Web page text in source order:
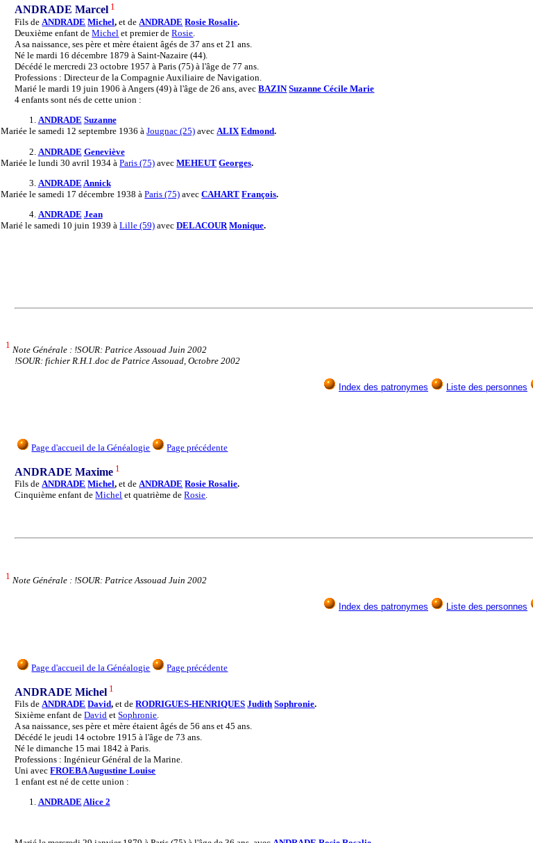
ANDRADE Marcel 1
Fils de ANDRADE Michel,et de ANDRADE Rosie Rosalie.
Deuxième enfant deMichel et premier deRosie
A sa naissance, ses père et mère étaient âgés de 37 ans et 21 ans.
Né le mardi 16 décembre 1879 à Saint-Nazaire (44).
Décédé le mercredi 23 octobre 1957 à Paris (75) à l'âge de 77 ans.
Professions : Directeur de la Compagnie Auxiliaire de Navigation.
Marié le mardi 19 juin 1906 à Angers (49) à l'âge de 26 ans, avecBAZIN Suzanne Cécile Marie
4 enfants sont nés de cette union :
1. ANDRADE Suzanne
Mariée le samedi 12 septembre 1936 àJougnac (25) avecALIX Edmond.
2. ANDRADE Geneviève
Mariée le lundi 30 avril 1934 àParis (75) avecMEHEUT Georges.
3. ANDRADE Annick
Mariée le samedi 17 décembre 1938 àParis (75) avecCAHART François.
4. ANDRADE Jean
Marié le samedi 10 juin 1939 àLille (59) avecDELACOUR Monique.
1 Note Générale : !SOUR: Patrice Assouad Juin 2002
!SOUR: fichier R.H.1.doc de Patrice Assouad, Octobre 2002
Index des patronymes Liste des personnes
Page d'accueil de la Généalogie Page précédente
ANDRADE Maxime 1
Fils deANDRADE Michel,et deANDRADE Rosie Rosalie.
Cinquième enfant deMichel et quatrième deRosie.
1 Note Générale : !SOUR: Patrice Assouad Juin 2002
Index des patronymes Liste des personnes
Page d'accueil de la Généalogie Page précédente
ANDRADE Michel 1
Fils de ANDRADE David,et deRODRIGUES-HENRIQUES Judith Sophronie.
Sixième enfant deDavid etSophronie
A sa naissance, ses père et mère étaient âgés de 56 ans et 45 ans.
Décédé le jeudi 14 octobre 1915 à l'âge de 73 ans.
Né le dimanche 15 mai 1842 à Paris.
Professions : Ingénieur Général de la Marine.
Uni avecFROEBAAugustine Louise
1 enfant est né de cette union :
1. ANDRADE Alice 2